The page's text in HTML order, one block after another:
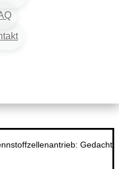
Automobil-
Elektromobilität
Gedacht